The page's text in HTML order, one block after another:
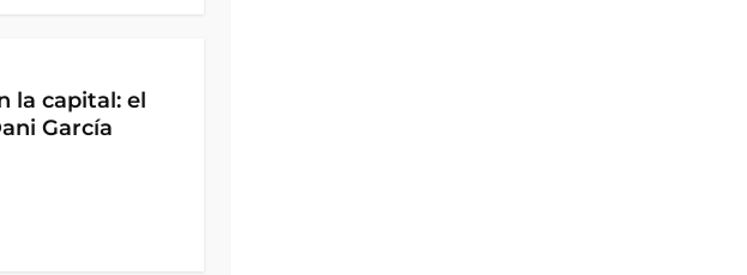
la capital: el
García